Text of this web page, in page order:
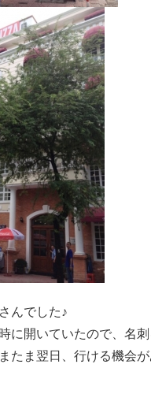
んでした♪
に開いていたので、名
たま翌日、行ける機会